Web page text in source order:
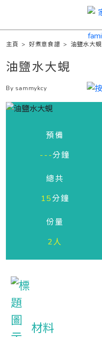
主頁 >好煮意食譜 >油鹽水大蜆
油鹽水大蜆
By sammykcy
預備
---分鐘
總共
15分鐘
份量
2人
材料